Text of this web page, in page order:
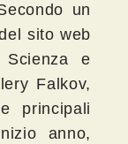
un
sito web
e
Falkov,
principali
anno,